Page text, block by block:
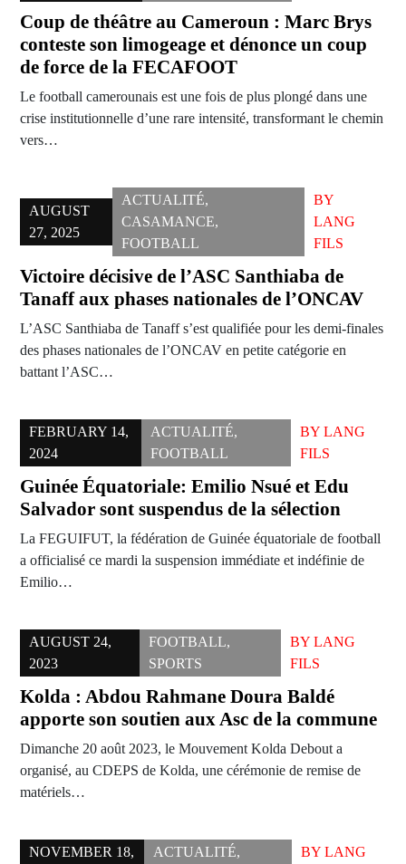
Coup de théâtre au Cameroun : Marc Brys
conteste son limogeage et dénonce un coup
de force de la FECAFOOT
Le football camerounais est une fois de plus plongé dans une
crise institutionnelle d’une rare intensité, transformant le chemin
vers…
AUGUST
27, 2025
ACTUALITÉ,
CASAMANCE,
FOOTBALL
BY
LANG
FILS
Victoire décisive de l’ASC Santhiaba de
Tanaff aux phases nationales de l’ONCAV
L’ASC Santhiaba de Tanaff s’est qualifiée pour les demi-finales
des phases nationales de l’ONCAV en petite catégorie en
battant l’ASC…
FEBRUARY 14,
2024
ACTUALITÉ,
FOOTBALL
BY LANG
FILS
Guinée Équatoriale: Emilio Nsué et Edu
Salvador sont suspendus de la sélection
La FEGUIFUT, la fédération de Guinée équatoriale de football
a officialisé ce mardi la suspension immédiate et indéfinie de
Emilio…
AUGUST 24,
2023
FOOTBALL,
SPORTS
BY LANG
FILS
Kolda : Abdou Rahmane Doura Baldé
apporte son soutien aux Asc de la commune
Dimanche 20 août 2023, le Mouvement Kolda Debout a
organisé, au CDEPS de Kolda, une cérémonie de remise de
matériels…
NOVEMBER 18,
ACTUALITÉ,
BYLANG